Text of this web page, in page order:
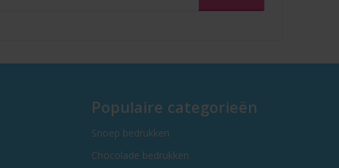
Populaire categorieën
Snoep bedrukken
Chocolade bedrukken